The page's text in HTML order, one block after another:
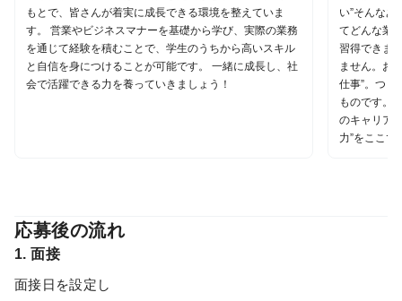
もとで、皆さんが着実に成長できる環境を整えていま
す。 営業やビジネスマナーを基礎から学び、実際の業務
を通じて経験を積むことで、学生のうちから高いスキル
と自信を身につけることが可能です。 一緒に成長し、社
会で活躍できる力を養っていきましょう！
い”そんな
てどんな業
習得できま
ません。お
仕事”。つま
ものです。
のキャリア
力”をここで
応募後の流れ
1. 面接
面接日を設定し